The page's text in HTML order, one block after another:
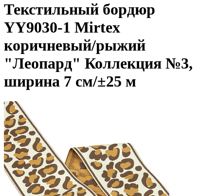
Текстильный бордюр
YY9030-1 Mirtex
коричневый/рыжий
"Леопард" Коллекция №3,
ширина 7 см/±25 м